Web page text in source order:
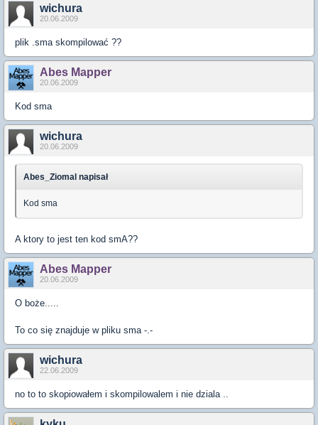
wichura
20.06.2009
plik .sma skompilować ??
Abes Mapper
20.06.2009
Kod sma
wichura
20.06.2009
Abes_Ziomal napisał
Kod sma
A ktory to jest ten kod smA??
Abes Mapper
20.06.2009
O boże.....
To co się znajduje w pliku sma -.-
wichura
22.06.2009
no to to skopiowałem i skompilowalem i nie dziala ..